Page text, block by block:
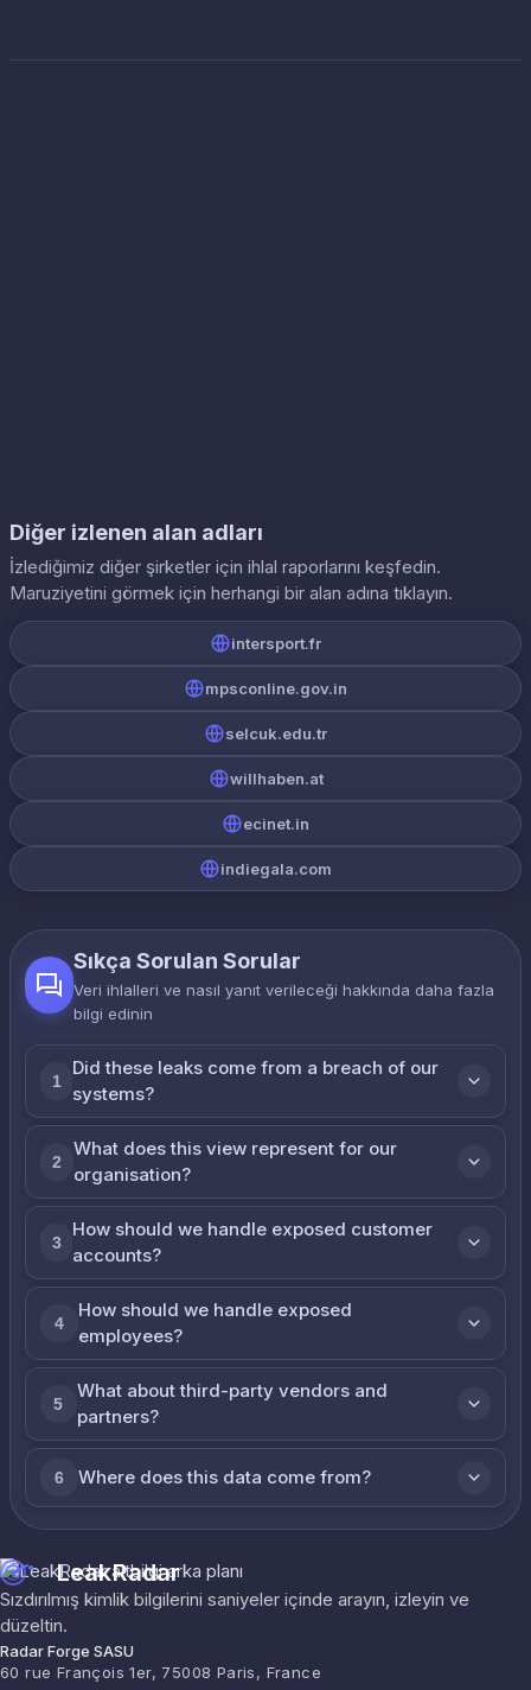
Diğer izlenen alan adları
İzlediğimiz diğer şirketler için ihlal raporlarını keşfedin.
Maruziyetini görmek için herhangi bir alan adına tıklayın.
intersport.fr
mpsconline.gov.in
selcuk.edu.tr
willhaben.at
ecinet.in
indiegala.com
Sıkça Sorulan Sorular
Veri ihlalleri ve nasıl yanıt verileceği hakkında daha fazla
bilgi edinin
1
Did these leaks come from a breach of our
systems?
2
What does this view represent for our
organisation?
3
How should we handle exposed customer
accounts?
4
How should we handle exposed
employees?
5
What about third-party vendors and
partners?
6 Where does this data come from?
LeakRadar
Sızdırılmış kimlik bilgilerini saniyeler içinde arayın, izleyin ve
düzeltin.
Radar Forge SASU
60 rue François 1er, 75008 Paris, France